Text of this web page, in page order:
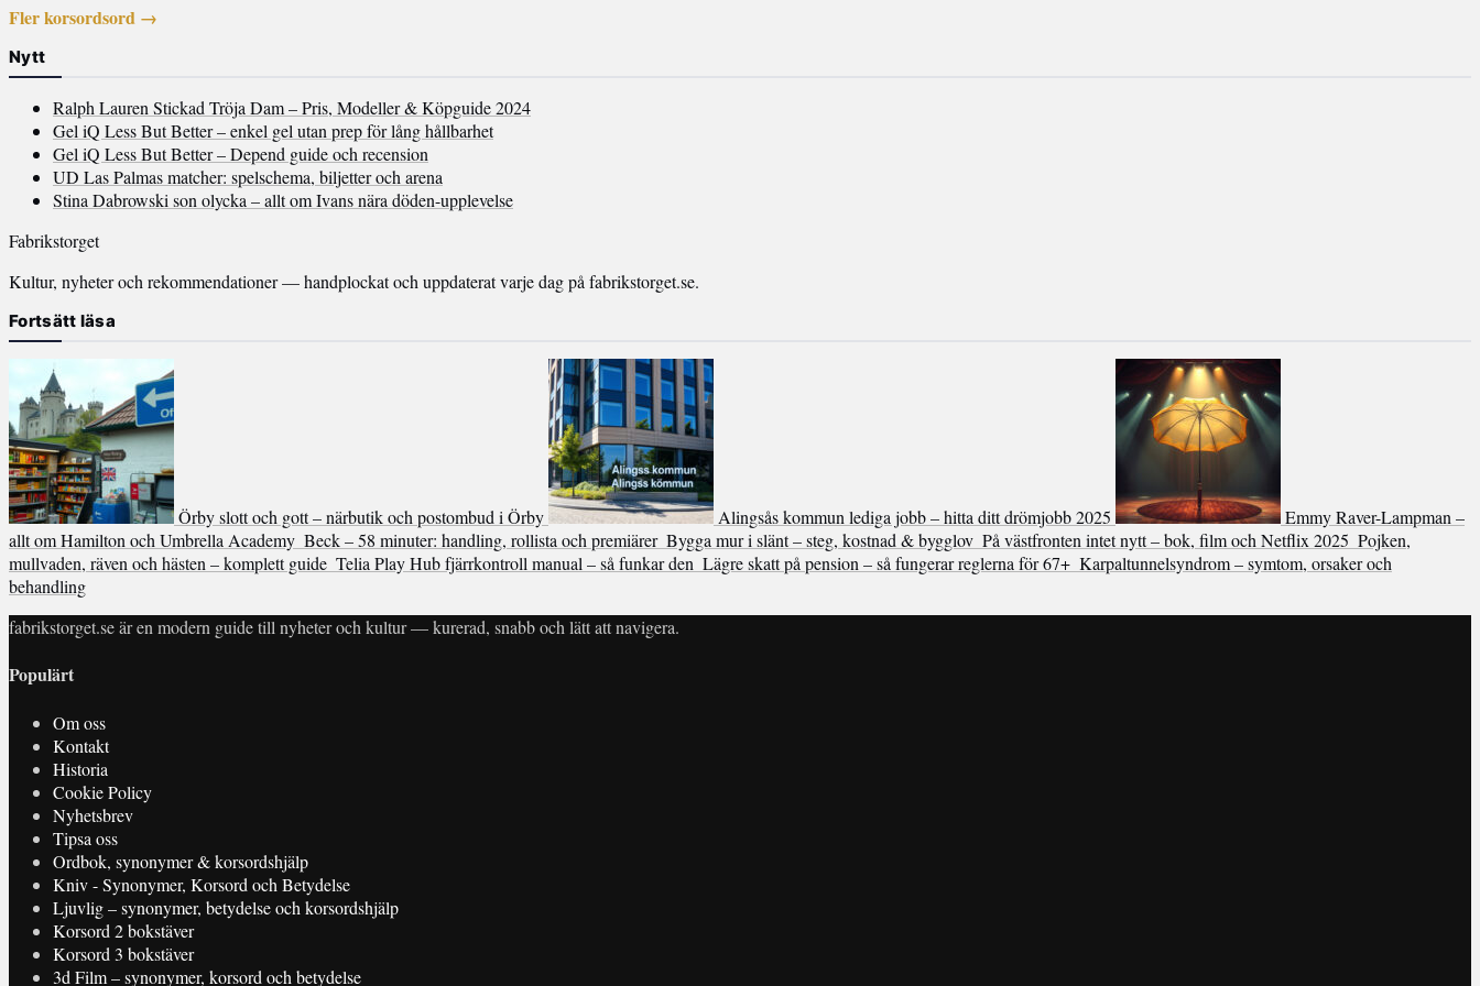
Fler korsordsord →
Nytt
Ralph Lauren Stickad Tröja Dam – Pris, Modeller & Köpguide 2024
Gel iQ Less But Better – enkel gel utan prep för lång hållbarhet
Gel iQ Less But Better – Depend guide och recension
UD Las Palmas matcher: spelschema, biljetter och arena
Stina Dabrowski son olycka – allt om Ivans nära döden-upplevelse
Fabrikstorget
Kultur, nyheter och rekommendationer — handplockat och uppdaterat varje dag på fabrikstorget.se.
Fortsätt läsa
Örby slott och gott – närbutik och postombud i Örby Alingsås kommun lediga jobb – hitta ditt drömjobb 2025
Emmy Raver-Lampman –
allt om Hamilton och Umbrella Academy Beck – 58 minuter: handling, rollista och premiärer Bygga mur i slänt – steg, kostnad & bygglov På västfronten intet nytt – bok, film och Netflix 2025 Pojken,
mullvaden, räven och hästen – komplett guide Telia Play Hub fjärrkontroll manual – så funkar den Lägre skatt på pension – så fungerar reglerna för 67+ Karpaltunnelsyndrom – symtom, orsaker och
behandling
fabrikstorget.se är en modern guide till nyheter och kultur — kurerad, snabb och lätt att navigera.
Populärt
Om oss
Kontakt
Historia
Cookie Policy
Nyhetsbrev
Tipsa oss
Ordbok, synonymer & korsordshjälp
Kniv - Synonymer, Korsord och Betydelse
Ljuvlig – synonymer, betydelse och korsordshjälp
Korsord 2 bokstäver
Korsord 3 bokstäver
3d Film – synonymer, korsord och betydelse